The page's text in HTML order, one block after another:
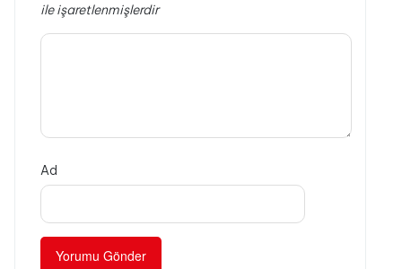
ile işaretlenmişlerdir
Ad